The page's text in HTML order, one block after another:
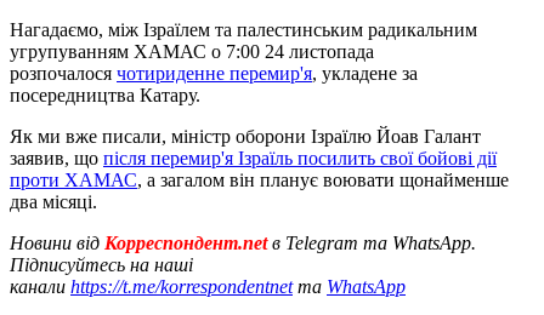
Нагадаємо, між Ізраїлем та палестинським радикальним
угрупуванням ХАМАС о 7:00 24 листопада
розпочалося чотириденне перемир'я, укладене за
посередництва Катару.
Як ми вже писали, міністр оборони Ізраїлю Йоав Галант
заявив, що після перемир'я Ізраїль посилить свої бойові дії
проти ХАМАС, а загалом він планує воювати щонайменше
два місяці.
Новини від Корреспондент.netв Telegram та WhatsApp.
Підписуйтесь на наші
канали https://t.me/korrespondentnetта WhatsApp